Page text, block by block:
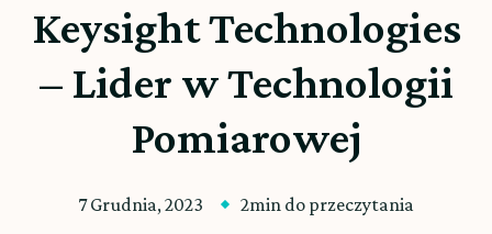
Keysight Technologies
– Lider w Technologii
Pomiarowej
7 Grudnia, 2023 2min do przeczytania